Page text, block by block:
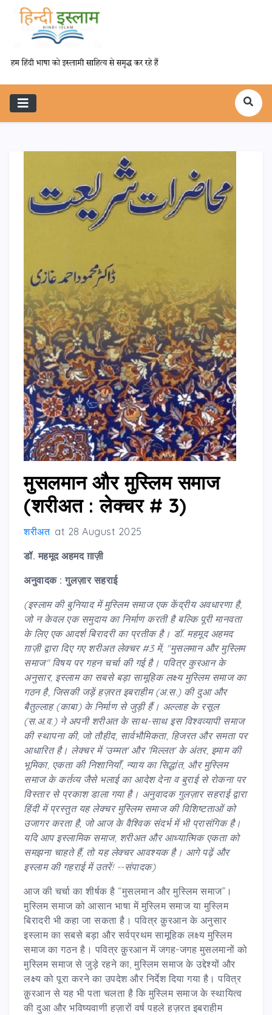
मुसलमान और मुस्लिम समाज
(शरीअत : लेक्चर # 3)
शरीअत at 28 August 2025
डॉ. महमूद अहमद ग़ाज़ी
अनुवादक : गुलज़ार सहराई
(इस्लाम की बुनियाद में मुस्लिम समाज एक केंद्रीय अवधारणा है,
जो न केवल एक समुदाय का निर्माण करती है बल्कि पूरी मानवता
के लिए एक आदर्श बिरादरी का प्रतीक है। डॉ. महमूद अहमद
ग़ाज़ी द्वारा दिए गए शरीअत लेक्चर #3 में, "मुसलमान और मुस्लिम
समाज" विषय पर गहन चर्चा की गई है। पवित्र कुरआन के
अनुसार, इस्लाम का सबसे बड़ा सामूहिक लक्ष्य मुस्लिम समाज का
गठन है, जिसकी जड़ें हज़रत इबराहीम (अ.स.) की दुआ और
बैतुल्लाह (काबा) के निर्माण से जुड़ी हैं। अल्लाह के रसूल
(स.अ.व.) ने अपनी शरीअत के साथ-साथ इस विश्वव्यापी समाज
की स्थापना की, जो तौहीद, सार्वभौमिकता, हिजरत और समता पर
आधारित है। लेक्चर में 'उम्मत' और 'मिल्लत' के अंतर, इमाम की
भूमिका, एकता की निशानियाँ, न्याय का सिद्धांत, और मुस्लिम
समाज के कर्तव्य जैसे भलाई का आदेश देना व बुराई से रोकना पर
विस्तार से प्रकाश डाला गया है। अनुवादक गुलज़ार सहराई द्वारा
हिंदी में प्रस्तुत यह लेक्चर मुस्लिम समाज की विशिष्टताओं को
उजागर करता है, जो आज के वैश्विक संदर्भ में भी प्रासंगिक है।
यदि आप इस्लामिक समाज, शरीअत और आध्यात्मिक एकता को
समझना चाहते हैं, तो यह लेक्चर आवश्यक है। आगे पढ़ें और
इस्लाम की गहराई में उतरें! --संपादक)
आज की चर्चा का शीर्षक है “मुसलमान और मुस्लिम समाज”।
मुस्लिम समाज को आसान भाषा में मुस्लिम समाज या मुस्लिम
बिरादरी भी कहा जा सकता है। पवित्र क़ुरआन के अनुसार
इस्लाम का सबसे बड़ा और सर्वप्रथम सामूहिक लक्ष्य मुस्लिम
समाज का गठन है। पवित्र क़ुरआन में जगह-जगह मुसलमानों को
मुस्लिम समाज से जुड़े रहने का, मुस्लिम समाज के उद्देश्यों और
लक्ष्य को पूरा करने का उपदेश और निर्देश दिया गया है। पवित्र
क़ुरआन से यह भी पता चलता है कि मुस्लिम समाज के स्थायित्व
की दुआ और भविष्यवाणी हज़ारों वर्ष पहले हज़रत इबराहीम